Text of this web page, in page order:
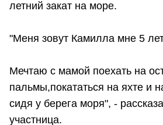
летний закат на море.
"Меня зовут Камилла мне 5
Мечтаю с мамой поехать на
пальмы,покататься на яхте и
сидя у берега моря", -
участница.